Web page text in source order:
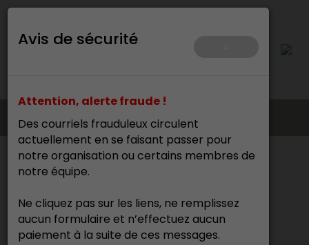
Avis de sécurité
Attention, alerte fraude !
Des courriels frauduleux circulent
actuellement en se faisant passer pour
notre organisation ou certains membres de
notre équipe.
Ne cliquez pas sur les liens, ne remplissez
aucun formulaire et n’effectuez aucun
paiement à la suite de ces messages.
Accueil>Formation>AEC - Patrimoine bâti
AEC - Métiers d’art du
patrimoine bâti